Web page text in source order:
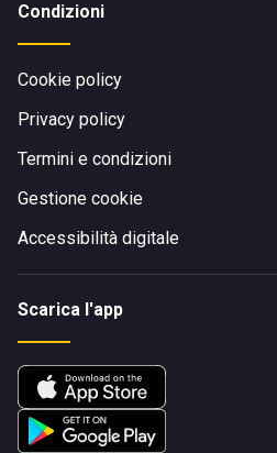
Condizioni
Cookie policy
Privacy policy
Termini e condizioni
Gestione cookie
Accessibilità digitale
Scarica l'app